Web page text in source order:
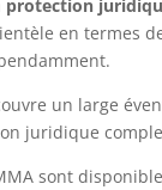
protection
en termes
un large
juridique
sont